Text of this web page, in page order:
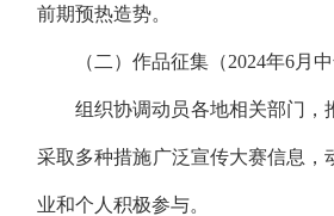
前期预热造势。
（二）作品征集（2024年6月
组织协调动员各地相关部门，
采取多种措施广泛宣传大赛信息，
业和个人积极参与。